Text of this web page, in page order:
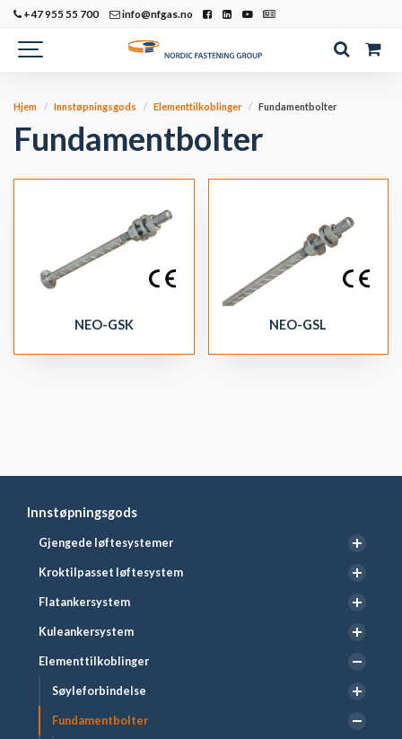
+47 955 55 700 info@nfgas.no
Innstøpningsgods
Gjengede løftesystemer
Kroktilpasset løftesystem
Flatankersystem
Kuleankersystem
Elementtilkoblinger
Søyleforbindelse
Fundamentbolter
Hjem Innstøpningsgods Elementtilkoblinger Fundamentbolter
Fundamentbolter
NEO-GSK NEO-GSL